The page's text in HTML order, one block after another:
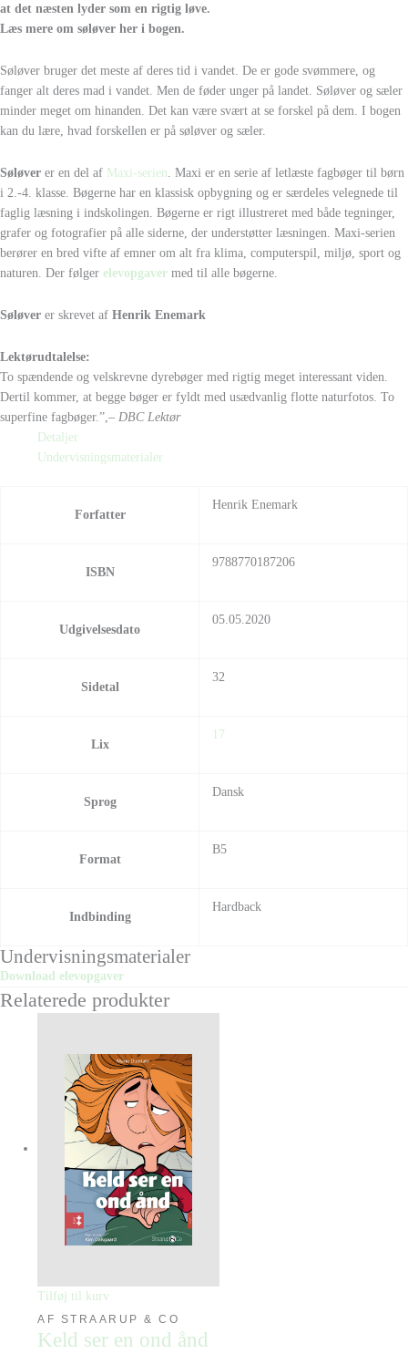
at det næsten lyder som en rigtig løve.
Læs mere om søløver her i bogen.
Søløver bruger det meste af deres tid i vandet. De er gode svømmere, og
fanger alt deres mad i vandet. Men de føder unger på landet. Søløver og sæler
minder meget om hinanden. Det kan være svært at se forskel på dem. I bogen
kan du lære, hvad forskellen er på søløver og sæler.
Søløver er en del af Maxi-serien . Maxi er en serie af letlæste fagbøger til børn
i 2.-4. klasse. Bøgerne har en klassisk opbygning og er særdeles velegnede til
faglig læsning i indskolingen. Bøgerne er rigt illustreret med både tegninger,
grafer og fotografier på alle siderne, der understøtter læsningen. Maxi-serien
berører en bred vifte af emner om alt fra klima, computerspil, miljø, sport og
naturen. Der følger elevopgaver med til alle bøgerne.
Søløver er skrevet af Henrik Enemark
Lektørudtalelse:
To spændende og velskrevne dyrebøger med rigtig meget interessant viden.
Dertil kommer, at begge bøger er fyldt med usædvanlig flotte naturfotos. To
superfine fagbøger.”, – DBC Lektør
Detaljer
Undervisningsmaterialer
Forfatter
Henrik Enemark
ISBN
9788770187206
Udgivelsesdato
05.05.2020
Sidetal
32
Lix
17
Sprog
Dansk
Format
B5
Indbinding
Hardback
Undervisningsmaterialer
Download elevopgaver
Relaterede produkter
Tilføj til kurv
AF STRAARUP & CO
Keld ser en ond ånd